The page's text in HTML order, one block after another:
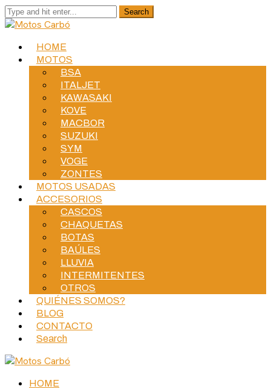
HOME
MOTOS
BSA
ITALJET
KAWASAKI
KOVE
MACBOR
SUZUKI
SYM
VOGE
ZONTES
MOTOS USADAS
ACCESORIOS
CASCOS
CHAQUETAS
BOTAS
BAÚLES
LLUVIA
INTERMITENTES
OTROS
QUIÉNES SOMOS?
BLOG
CONTACTO
Search
HOME